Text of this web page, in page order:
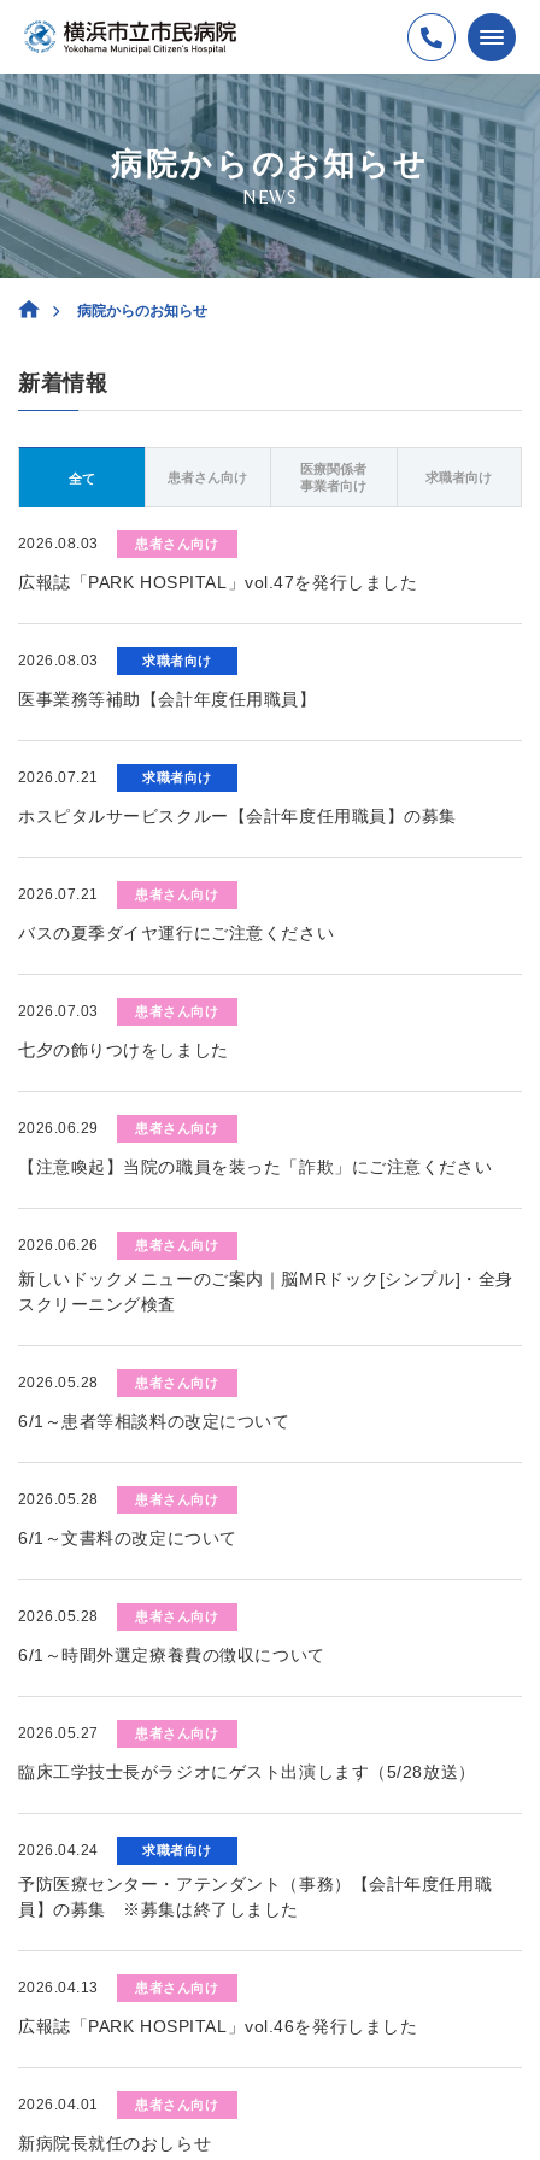
病院からのお知らせ
NEWS
病院からのお知らせ
新着情報
全て 患者さん向け
医療関係者
事業者向け
求職者向け
2026.08.03 患者さん向け
広報誌「PARK HOSPITAL」vol.47を発行しました
2026.08.03 求職者向け
医事業務等補助【会計年度任用職員】
2026.07.21 求職者向け
ホスピタルサービスクルー【会計年度任用職員】の募集
2026.07.21 患者さん向け
バスの夏季ダイヤ運行にご注意ください
2026.07.03 患者さん向け
七夕の飾りつけをしました
2026.06.29 患者さん向け
【注意喚起】当院の職員を装った「詐欺」にご注意ください
2026.06.26 患者さん向け
新しいドックメニューのご案内｜脳MRドック[シンプル]・全身
スクリーニング検査
2026.05.28 患者さん向け
6/1～患者等相談料の改定について
2026.05.28 患者さん向け
6/1～文書料の改定について
2026.05.28 患者さん向け
6/1～時間外選定療養費の徴収について
2026.05.27 患者さん向け
臨床工学技士長がラジオにゲスト出演します（5/28放送）
2026.04.24 求職者向け
予防医療センター・アテンダント（事務）【会計年度任用職
員】の募集 ※募集は終了しました
2026.04.13 患者さん向け
広報誌「PARK HOSPITAL」vol.46を発行しました
2026.04.01 患者さん向け
新病院長就任のおしらせ